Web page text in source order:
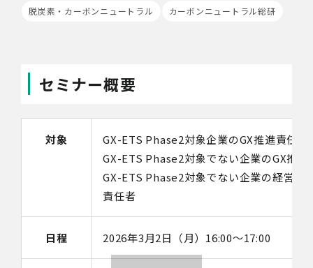
脱炭素・カーボンニュートラル カーボンニュートラル総研
セミナー概要
対象
GX-ETS Phase2対象企業のGX推進責任者
GX-ETS Phase2対象でない企業のGX推
GX-ETS Phase2対象でない企業の経営企
責任者
日程 2026年3月2日（月）16:00～17:00